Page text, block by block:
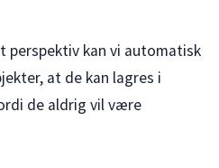
perspektiv kan vi automatisk
at de kan lagres i
de aldrig vil være